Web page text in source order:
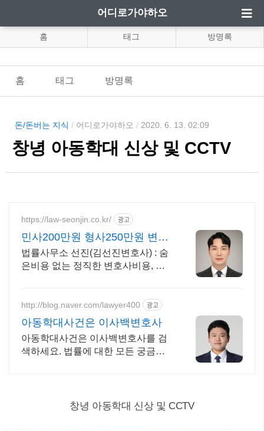
어디로가야하오
홈 태그 방명록
홈 태그 방명록
돈/돈버는 지식 / 어디로가야하오 / 2020. 6. 13. 02:09
창녕 아동학대 신상 및 CCTV
https://law-seonjin.co.kr/ 광고
민사200만원 형사250만원 변호
사선임비용 수임료 정찰제
법률사무소 선진(김선진변호사) : 숨
은비용 없는 정직한 변호사비용, 수
요.
http://blog.naver.com/lawyer400 광고
아동학대사건은 이사백변호사
아동학대사건은 이사백변호사를 검
색하세요. 법률에 대한 모든 궁금증
창녕 아동학대 신상 및 CCTV